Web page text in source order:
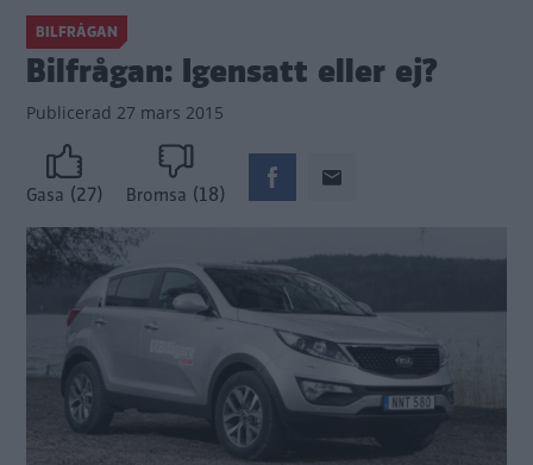
BILFRÅGAN
Bilfrågan: Igensatt eller ej?
Publicerad 27 mars 2015
Gasa (27) Bromsa (18)